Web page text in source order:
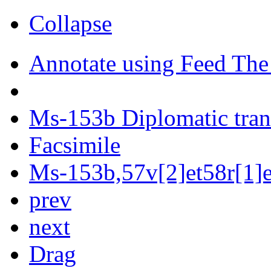
Collapse
Annotate using Feed
Ms-153b Diplomatic
Facsimile
Ms-
prev
next
Drag